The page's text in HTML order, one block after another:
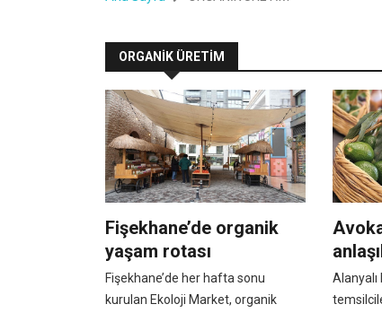
ORGANİK ÜRETİM
Fişekhane’de organik
yaşam rotası
Fişekhane’de her hafta sonu
kurulan Ekoloji Market, organik